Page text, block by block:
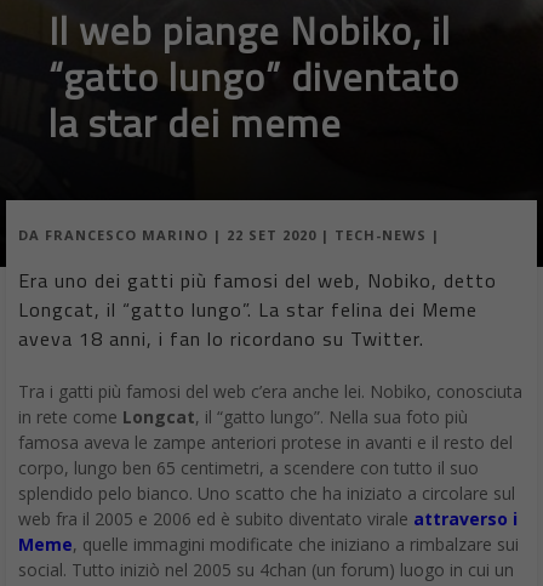
Il web piange Nobiko, il
“gatto lungo” diventato
la star dei meme
DA FRANCESCO MARINO | 22 SET 2020 | TECH-NEWS |
Era uno dei gatti più famosi del web, Nobiko, detto
Longcat, il “gatto lungo”. La star felina dei Meme
aveva 18 anni, i fan lo ricordano su Twitter.
Tra i gatti più famosi del web c’era anche lei. Nobiko, conosciuta
in rete come Longcat, il “gatto lungo”. Nella sua foto più
famosa aveva le zampe anteriori protese in avanti e il resto del
corpo, lungo ben 65 centimetri, a scendere con tutto il suo
splendido pelo bianco. Uno scatto che ha iniziato a circolare sul
web fra il 2005 e 2006 ed è subito diventato virale attraverso i
Meme, quelle immagini modificate che iniziano a rimbalzare sui
social. Tutto iniziò nel 2005 su 4chan (un forum) luogo in cui un